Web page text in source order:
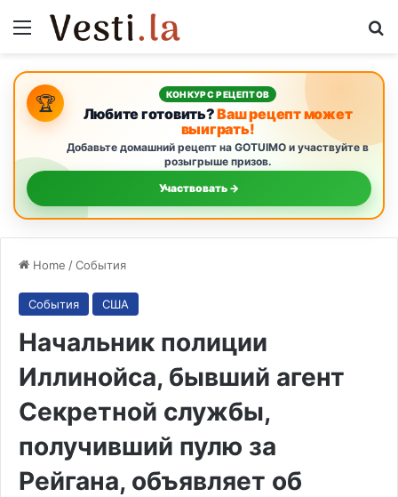
Menu
🏆 КОНКУРС РЕЦЕПТОВ
Любите готовить?Ваш рецепт может
выиграть!
Добавьте домашний рецепт на GOTUIMO и участвуйте в
розыгрыше призов.
Участвовать →
Home /События
События США
Начальник полиции
Иллинойса, бывший агент
Секретной службы,
получивший пулю за
Рейгана, объявляет об